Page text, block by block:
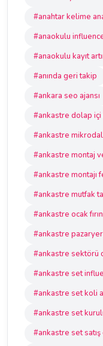
#anahtar kelime
#anaokulu
#anaokulu kayıt
#anında geri takip
#ankara seo ajansı
#ankastre dolap içi
#ankastre
#ankastre montaj
#ankastre montajı
#ankastre mutfak
#ankastre ocak fırın
#ankastre pazaryeri
#ankastre sektörü
#ankastre set
#ankastre set koli
#ankastre set
#ankastre set satış